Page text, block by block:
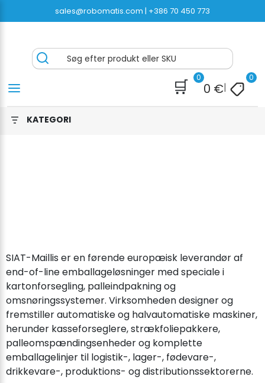
til
sales@robomatis.com | +386 70 450 773
ROBOMATIS®
Battery Strapping Tools and Packing Machines
Delivered Fast and Free
Søg efter produkt eller SKU
🛒 0
0 €|
0
KATEGORI
SIAT-Maillis er en førende europæisk leverandør af
end-of-line emballageløsninger med speciale i
kartonforsegling, palleindpakning og
omsnøringssystemer. Virksomheden designer og
fremstiller automatiske og halvautomatiske maskiner,
herunder kasseforseglere, strækfoliepakkere,
palleomspændingsenheder og komplette
emballagelinjer til logistik-, lager-, fødevare-,
drikkevare-, produktions- og distributionssektorerne.